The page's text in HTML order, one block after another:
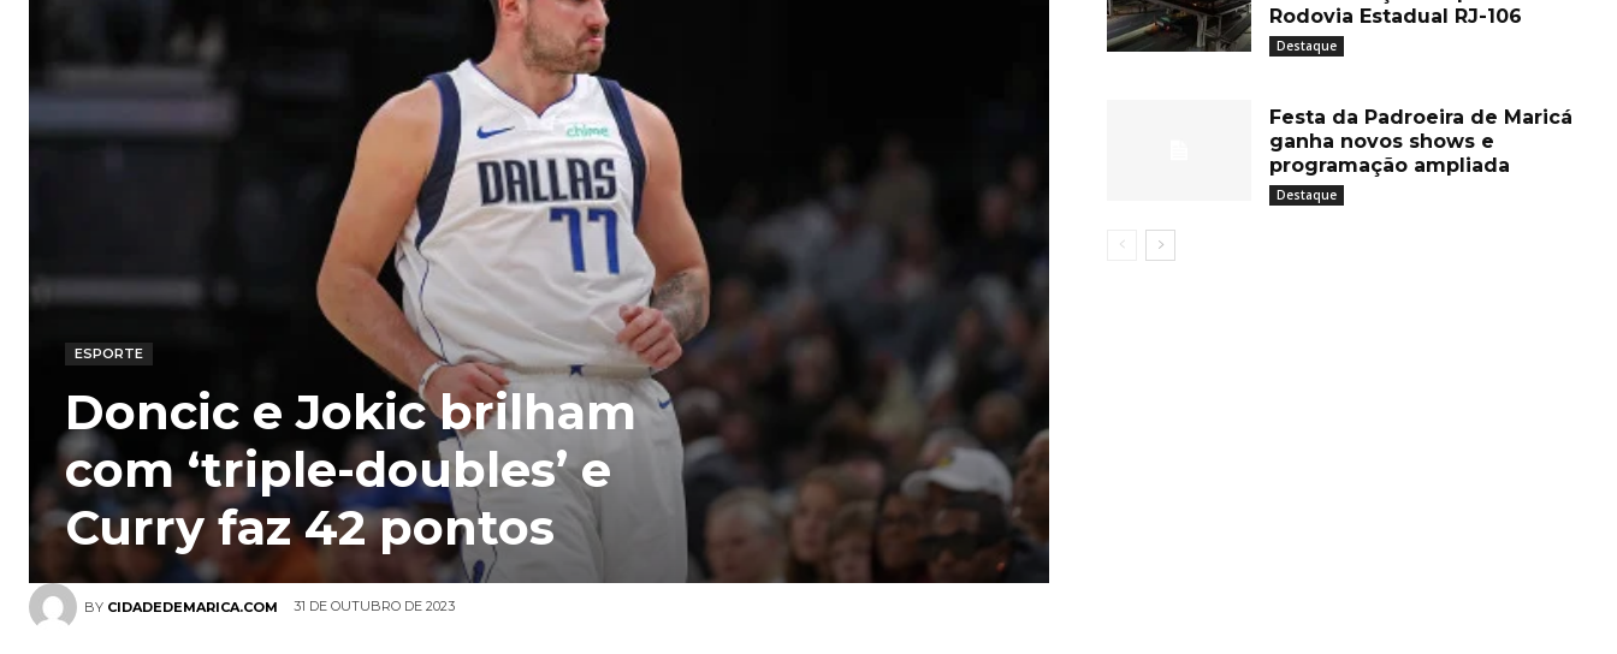
BY CIDADEDEMARICA.COM 31 DE OUTUBRO DE 2023
ESPORTE
Doncic e Jokic brilham
com ‘triple-doubles’ e
Curry faz 42 pontos
Rodovia Estadual RJ-106
Destaque
Festa da Padroeira de Maricá
ganha novos shows e
programação ampliada
Destaque